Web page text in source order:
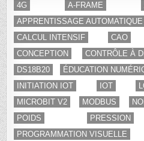
4G A-FRAME
APPRENTISSAGE AUTOMATIQUE
CALCUL INTENSIF
CAO
CONCEPTION
CONTRÔLE À
DS18B20
ÉDUCATION
INITIATION IOT
IOT
MICROBIT V2
MODBUS
POIDS
PRESSION
PROGRAMMATION VISUELLE